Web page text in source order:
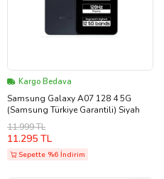
Kargo Bedava
Samsung Galaxy A07 128 4 5G
(Samsung Türkiye Garantili) Siyah
11.999 TL
11.295 TL
Sepette %6 İndirim